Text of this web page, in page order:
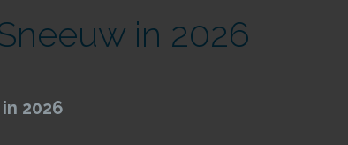
in 2026
2026